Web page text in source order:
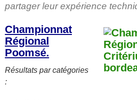
partager leur expérience
Championnat
Régional
Poomsé.
Résultats par catégories
: